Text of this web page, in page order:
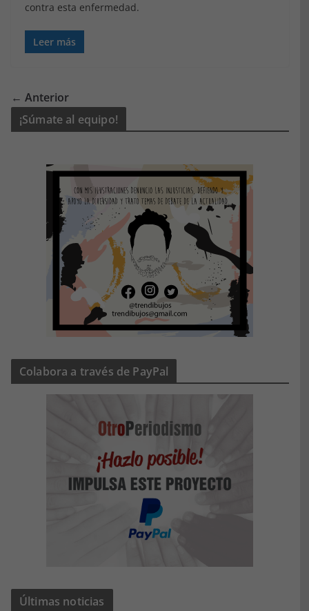
contra esta enfermedad.
Leer más
← Anterior
¡Súmate al equipo!
Colabora a través de PayPal
Últimas noticias